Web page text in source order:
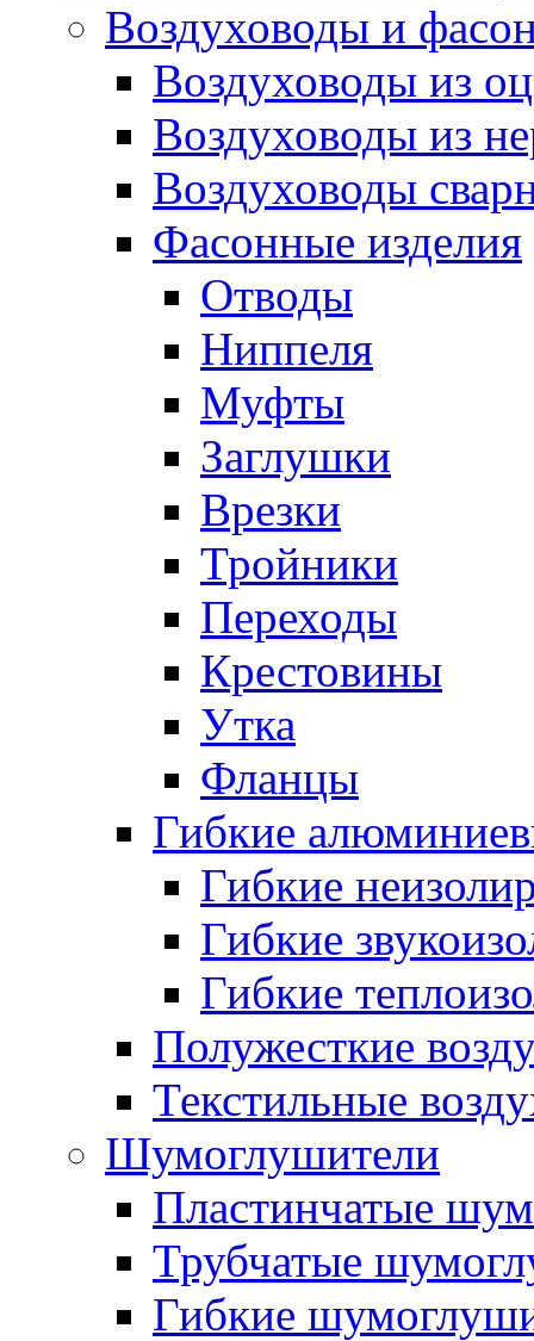
Воздуховоды и
Воздуховоды из
Воздуховоды из
Воздуховоды
Фасонные изделия
Отводы
Ниппеля
Муфты
Заглушки
Врезки
Тройники
Переходы
Крестовины
Утка
Фланцы
Гибкие
Гибкие
Гибкие
Гибкие
Полужесткие
Текстильные
Шумоглушители
Пластинчатые
Трубчатые
Гибкие